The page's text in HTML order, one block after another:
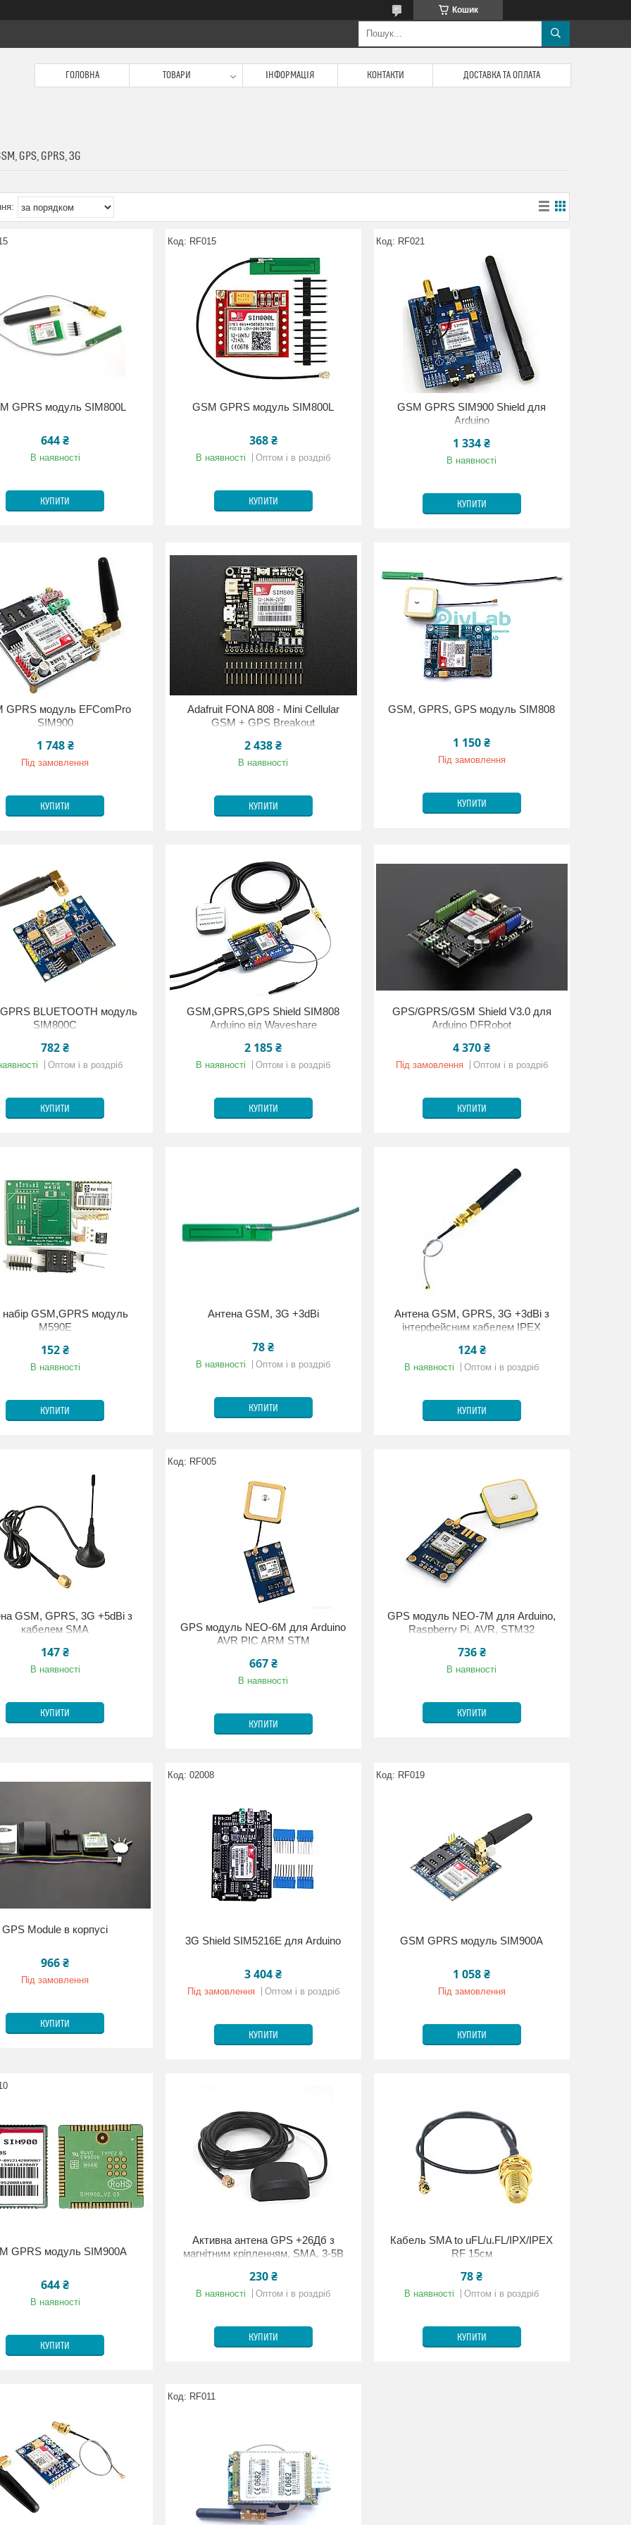
Кошик
ГОЛОВНА ТОВАРИ ІНФОРМАЦІЯ КОНТАКТИ ДОСТАВКА ТА ОПЛАТА
GPS, GPRS, 3G
GPRS модуль SIM800L
644 ₴
В наявності
КУПИТИ
RF015
GSM GPRS модуль SIM800L
368 ₴
В наявності Оптом і в роздріб
КУПИТИ
RF021
GSM GPRS SIM900 Shield для
Arduino
1 334 ₴
В наявності
КУПИТИ
GPRS модуль EFComPro
SIM900
1 748 ₴
Під замовлення
КУПИТИ
Adafruit FONA 808 - Mini Cellular
GSM + GPS Breakout
2 438 ₴
В наявності
КУПИТИ
GSM, GPRS, GPS модуль SIM808
1 150 ₴
Під замовлення
КУПИТИ
BLUETOOTH модуль
SIM800C
782 ₴
Оптом і в роздріб
КУПИТИ
GSM,GPRS,GPS Shield SIM808
Arduino від Waveshare
2 185 ₴
В наявності Оптом і в роздріб
КУПИТИ
GPS/GPRS/GSM Shield V3.0 для
Arduino DFRobot
4 370 ₴
Під замовлення Оптом і в роздріб
КУПИТИ
набір GSM,GPRS модуль
M590E
152 ₴
В наявності
КУПИТИ
Антена GSM, 3G +3dBi
78 ₴
В наявності Оптом і в роздріб
КУПИТИ
Антена GSM, GPRS, 3G +3dBi з
інтерфейсним кабелем IPEX
124 ₴
В наявності Оптом і в роздріб
КУПИТИ
GSM, GPRS, 3G +5dBi з
кабелем SMA
147 ₴
В наявності
КУПИТИ
RF005
GPS модуль NEO-6M для Arduino
AVR PIC ARM STM
667 ₴
В наявності
КУПИТИ
GPS модуль NEO-7M для Arduino,
Raspberry Pi, AVR, STM32
736 ₴
В наявності
КУПИТИ
GPS Module в корпусі
966 ₴
Під замовлення
КУПИТИ
02008
3G Shield SIM5216E для Arduino
3 404 ₴
Під замовлення Оптом і в роздріб
КУПИТИ
RF019
GSM GPRS модуль SIM900A
1 058 ₴
Під замовлення
КУПИТИ
GPRS модуль SIM900A
644 ₴
В наявності
КУПИТИ
Активна антена GPS +26Дб з
магнітним кріпленням, SMA, 3-5В
230 ₴
В наявності Оптом і в роздріб
КУПИТИ
Кабель SMA to uFL/u.FL/IPX/IPEX
RF 15см
78 ₴
В наявності Оптом і в роздріб
КУПИТИ
RF011